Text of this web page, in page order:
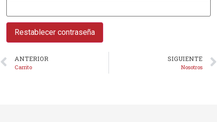
Restablecer contraseña
ANTERIOR
Carrito
SIGUIENTE
Nosotros